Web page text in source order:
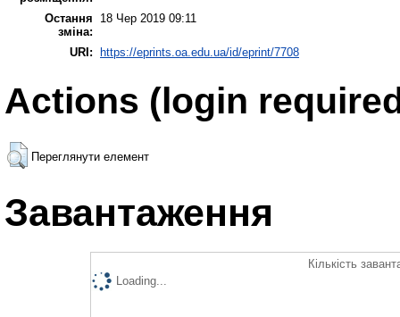
Остання
зміна:
18 Чер 2019 09:11
URI: https://eprints.oa.edu.ua/id/eprint/7708
Actions (login
Переглянути елемент
Завантаження
Кількість
Loading...